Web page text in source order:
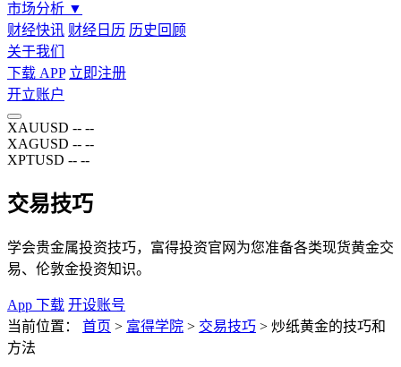
市场分析 ▼
财经快讯 财经日历 历史回顾
关于我们
下载 APP 立即注册
开立账户
XAUUSD -- --
XAGUSD -- --
XPTUSD -- --
交易技巧
学会贵金属投资技巧，富得投资官网为您准备各类现货黄金交
易、伦敦金投资知识。
App 下载 开设账号
当前位置：
首页 > 富得学院 > 交易技巧 > 炒纸黄金的技巧和
方法